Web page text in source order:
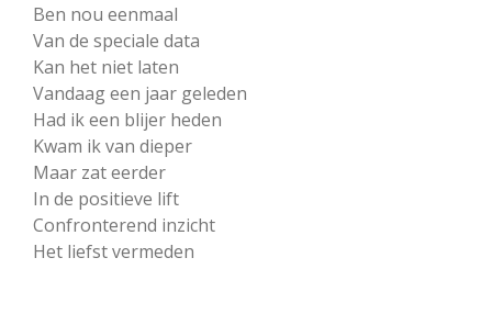
Ben nou eenmaal
Van de speciale data
Kan het niet laten
Vandaag een jaar geleden
Had ik een blijer heden
Kwam ik van dieper
Maar zat eerder
In de positieve lift
Confronterend inzicht
Het liefst vermeden